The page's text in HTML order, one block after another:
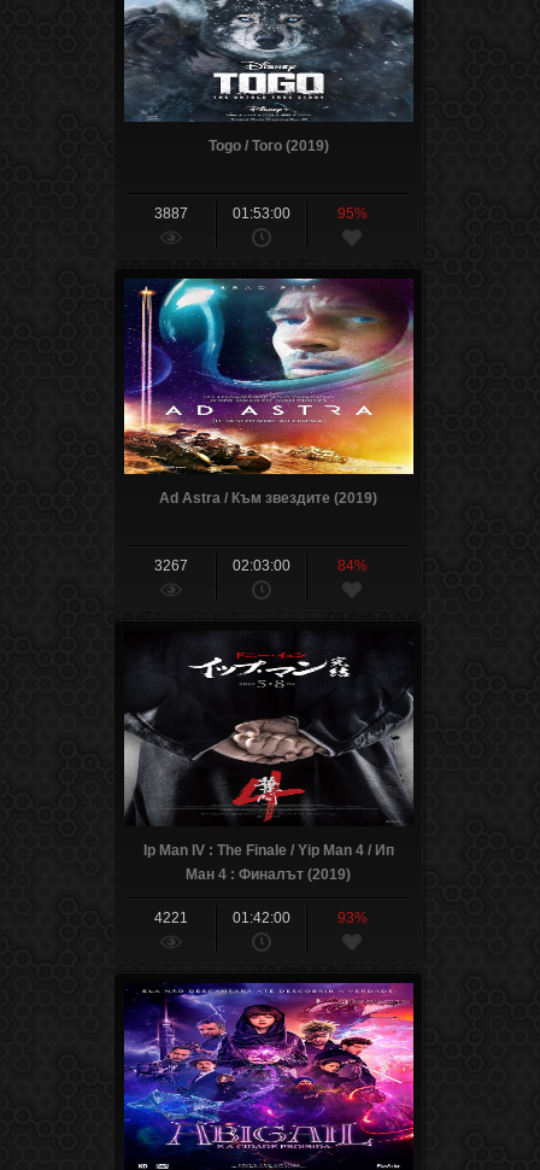
Togo / Того (2019)
3887 01:53:00 95%
Ad Astra / Към звездите (2019)
3267 02:03:00 84%
Ip Man IV : The Finale / Yip Man 4 / Ип
Ман 4 : Финалът (2019)
4221 01:42:00 93%